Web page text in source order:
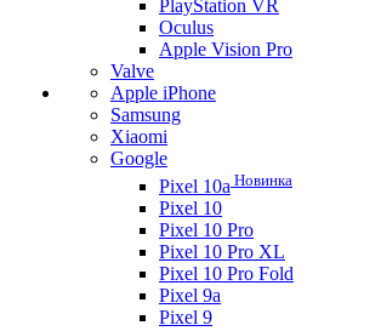
PlayStation VR
Oculus
Apple Vision Pro
Valve
Apple iPhone
Samsung
Xiaomi
Google
Pixel 10a Новинка
Pixel 10
Pixel 10 Pro
Pixel 10 Pro XL
Pixel 10 Pro Fold
Pixel 9a
Pixel 9